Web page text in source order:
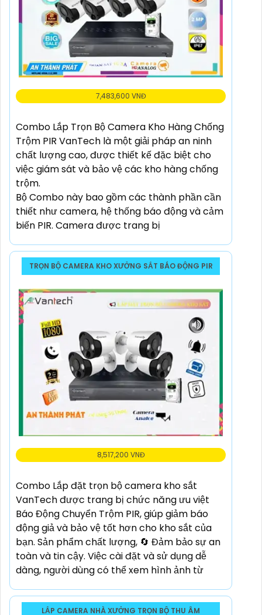
7,483,600 VNĐ
Combo Lắp Trọn Bộ Camera Kho Hàng Chống
Trộm PIR VanTech là một giải pháp an ninh
chất lượng cao, được thiết kế đặc biệt cho
việc giám sát và bảo vệ các kho hàng chống
trộm.
Bộ Combo này bao gồm các thành phần cần
thiết như camera, hệ thống báo động và cảm
biến PIR. Camera được trang bị
TRỌN BỘ CAMERA KHO XƯỞNG SẮT BÁO ĐỘNG PIR
8,517,200 VNĐ
Combo Lắp đặt trọn bộ camera kho sắt
VanTech được trang bị chức năng ưu việt
Báo Động Chuyển Trộm PIR, giúp giảm báo
động giả và bảo vệ tốt hơn cho kho sắt của
bạn. Sản phẩm chất lượng, 🔄 Đảm bảo sự an
toàn và tin cậy. Việc cài đặt và sử dụng dễ
dàng, người dùng có thể xem hình ảnh từ
LẮP CAMERA NHÀ XƯỞNG TRỌN BỘ THU ÂM